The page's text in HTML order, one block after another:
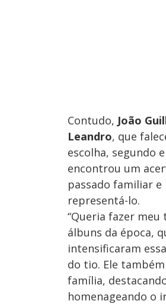
Contudo, João
Leandro, que
escolha, segundo
encontrou um
passado familiar
representá-lo.
“Queria fazer meu
álbuns da época,
intensificaram
do tio. Ele
família,
homenageando o